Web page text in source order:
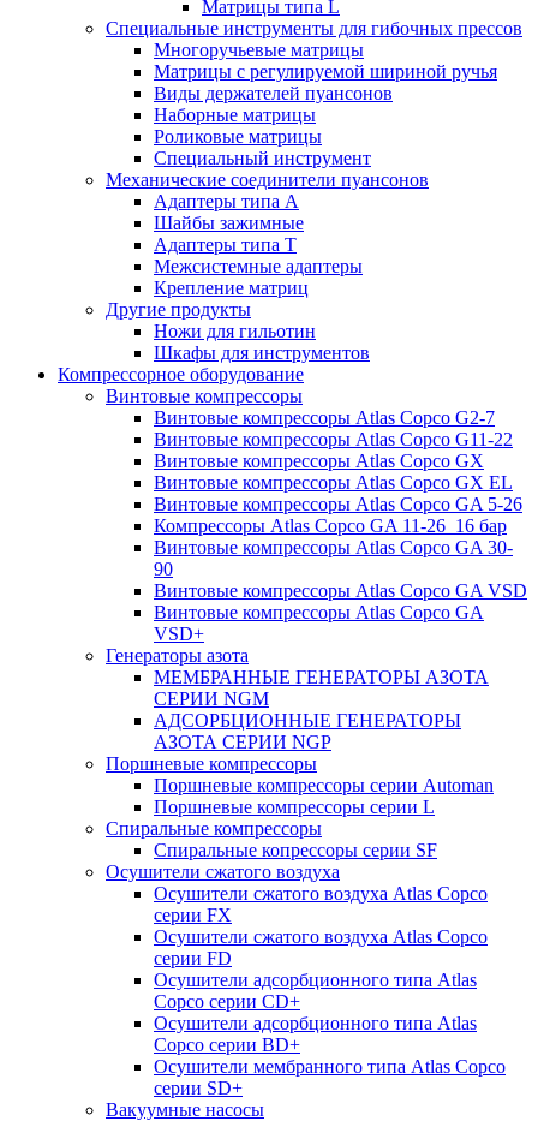
Матрицы типа L
Специальные инструменты для гибочных прессов
Многоручьевые матрицы
Матрицы с регулируемой шириной ручья
Виды держателей пуансонов
Наборные матрицы
Роликовые матрицы
Специальный инструмент
Механические соединители пуансонов
Адаптеры типа A
Шайбы зажимные
Адаптеры типа T
Межсистемные адаптеры
Крепление матриц
Другие продукты
Ножи для гильотин
Шкафы для инструментов
Компрессорное оборудование
Винтовые компрессоры
Винтовые компрессоры Atlas Copco G2-7
Винтовые компрессоры Atlas Copco G11-22
Винтовые компрессоры Atlas Copco GX
Винтовые компрессоры Atlas Copco GX EL
Винтовые компрессоры Atlas Copco GA 5-26
Компрессоры Atlas Copco GA 11-26_16 бар
Винтовые компрессоры Atlas Copco GA 30-
90
Винтовые компрессоры Atlas Copco GA VSD
Винтовые компрессоры Atlas Copco GA
VSD+
Генераторы азота
МЕМБРАННЫЕ ГЕНЕРАТОРЫ АЗОТА
СЕРИИ NGM
АДСОРБЦИОННЫЕ ГЕНЕРАТОРЫ
АЗОТА СЕРИИ NGP
Поршневые компрессоры
Поршневые компрессоры серии Automan
Поршневые компрессоры серии L
Спиральные компрессоры
Спиральные копрессоры серии SF
Осушители сжатого воздуха
Осушители сжатого воздуха Atlas Copco
серии FX
Осушители сжатого воздуха Atlas Copco
серии FD
Осушители адсорбционного типа Atlas
Copco серии СD+
Осушители адсорбционного типа Atlas
Copco серии BD+
Осушители мембранного типа Atlas Copco
серии SD+
Вакуумные насосы